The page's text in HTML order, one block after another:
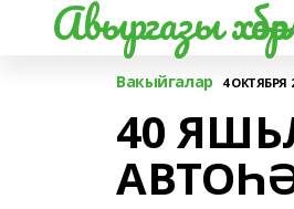
Авыргазы
Вакыйгалар 4 ОКТЯБРЯ
40